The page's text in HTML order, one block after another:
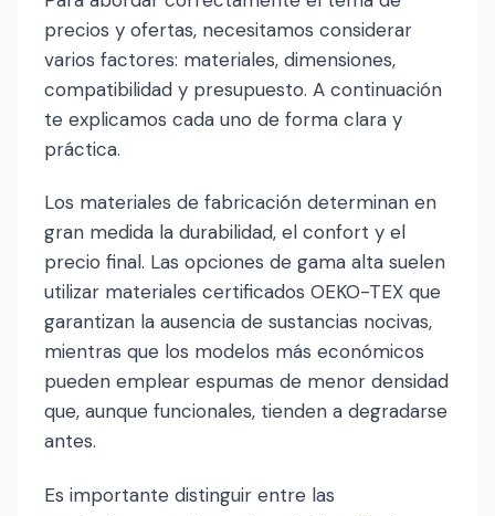
precios y ofertas, necesitamos considerar
varios factores: materiales, dimensiones,
compatibilidad y presupuesto. A continuación
te explicamos cada uno de forma clara y
práctica.
Los materiales de fabricación determinan en
gran medida la durabilidad, el confort y el
precio final. Las opciones de gama alta suelen
utilizar materiales certificados OEKO-TEX que
garantizan la ausencia de sustancias nocivas,
mientras que los modelos más económicos
pueden emplear espumas de menor densidad
que, aunque funcionales, tienden a degradarse
antes.
Es importante distinguir entre las